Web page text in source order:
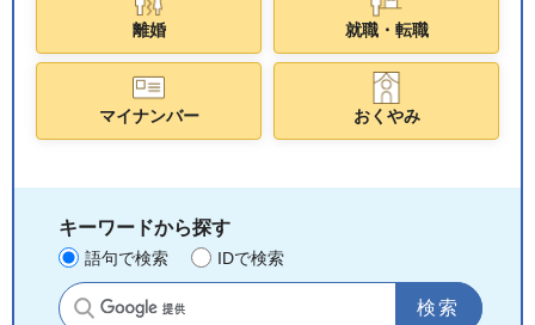
離婚 就職・転職
マイナンバー おくやみ
キーワードから探す
語句で検索 IDで検索
サイト内検索